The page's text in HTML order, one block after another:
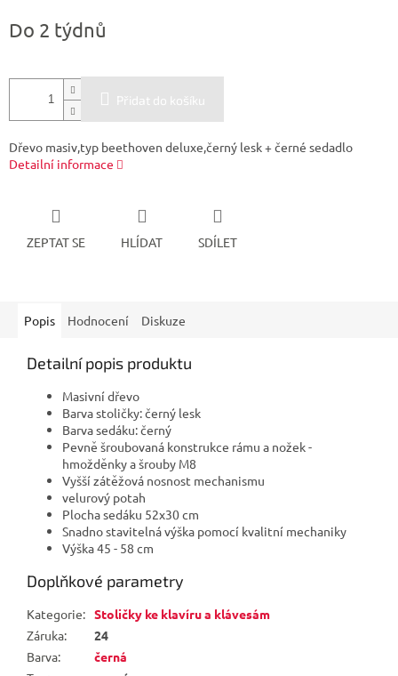
cena:
Do 2 týdnů
Přidat do košíku
Dřevo masiv,typ beethoven deluxe,černý lesk + černé sedadlo
Detailní informace
ZEPTAT SE HLÍDAT SDÍLET
Popis Hodnocení Diskuze
Detailní popis produktu
Masivní dřevo
Barva stoličky: černý lesk
Barva sedáku: černý
Pevně šroubovaná konstrukce rámu a nožek -
hmožděnky a šrouby M8
Vyšší zátěžová nosnost mechanismu
velurový potah
Plocha sedáku 52x30 cm
Snadno stavitelná výška pomocí kvalitní mechaniky
Výška 45 - 58 cm
Doplňkové parametry
Kategorie: Stoličky ke klavíru a klávesám
Záruka:
24
Barva:
černá